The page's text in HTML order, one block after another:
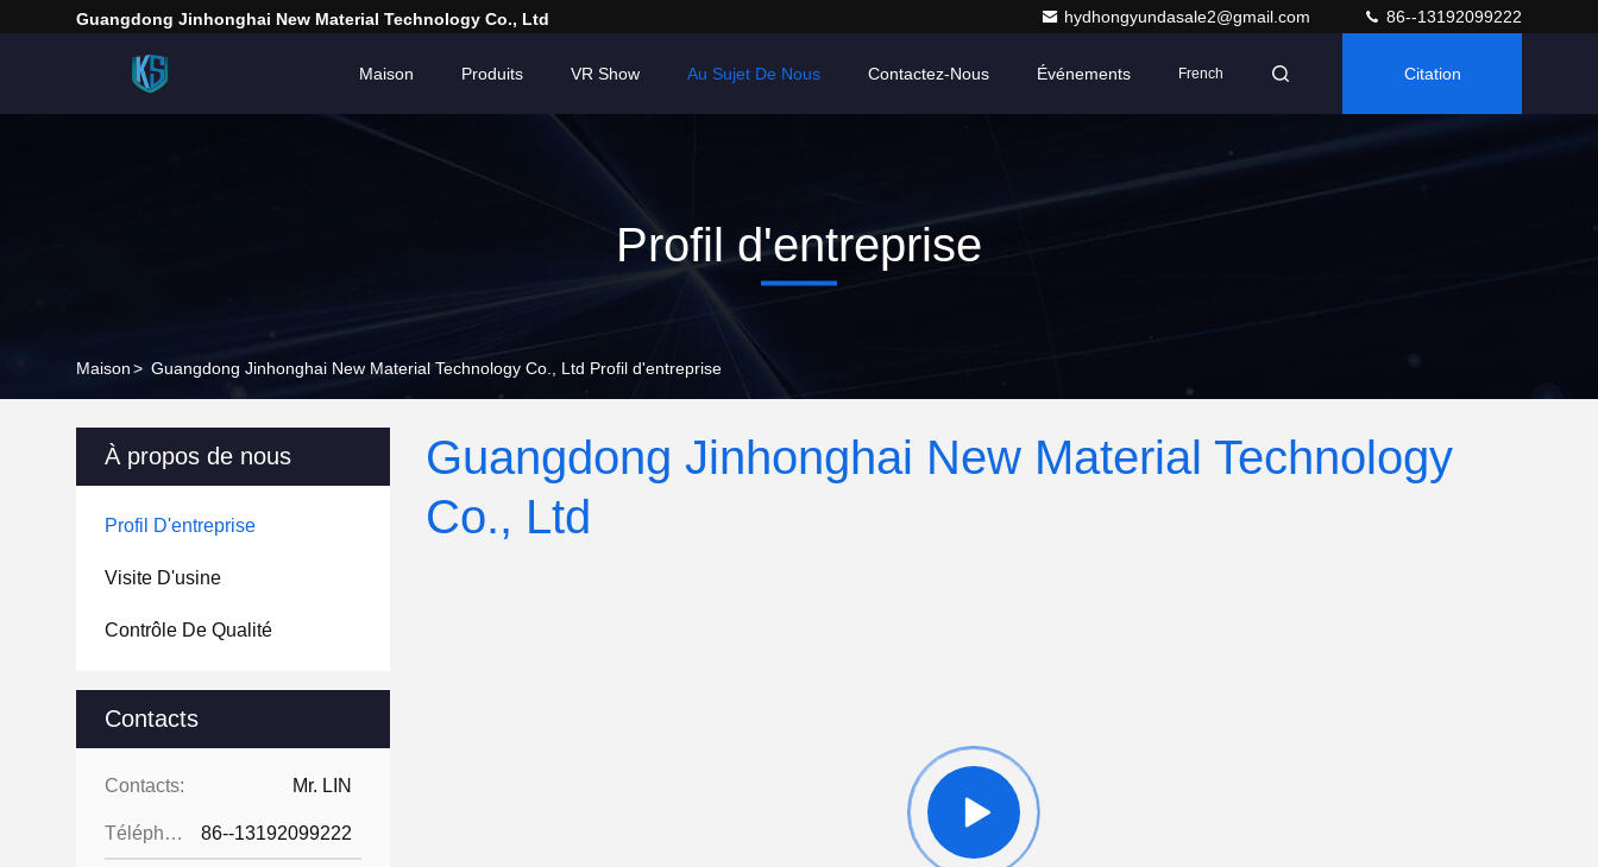
Guangdong Jinhonghai New Material Technology Co., Ltd hydhongyundasale2@gmail.com 86--13192099222
Maison Produits VR Show Au Sujet De Nous Contactez-Nous Événements French Citation
Profil d'entreprise
Maison> Guangdong Jinhonghai New Material Technology Co., Ltd Profil d'entreprise
À propos de nous
Profil D'entreprise
Visite D'usine
Contrôle De Qualité
Contacts
Contacts: Mr. LIN
Téléphone: 86--13192099222
Guangdong Jinhonghai New Material Technology
Co., Ltd